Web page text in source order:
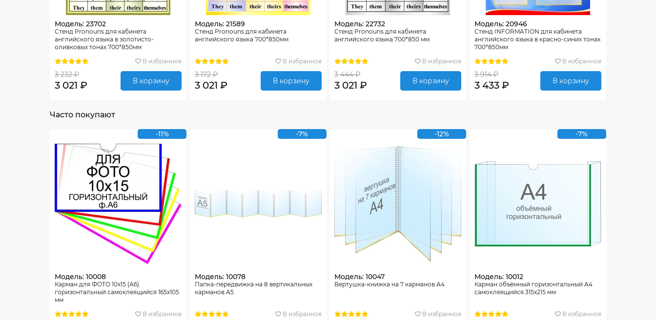
Модель: 23702
Стенд Pronouns для кабинета
английского языка в золотисто-
оливковых тонах 700*850мм
В избранное
3 232 ₽
3 021 ₽ В корзину
Модель: 21589
Стенд Pronouns для кабинета
английского языка 700*850мм
В избранное
3 172 ₽
3 021 ₽ В корзину
Модель: 22732
Стенд Pronouns для кабинета
английского языка 700*850 мм
В избранное
3 444 ₽
3 021 ₽ В корзину
Модель: 20946
Стенд INFORMATION для кабинета
английского языка в красно-синих тонах
700*850мм
В избранное
3 914 ₽
3 433 ₽ В корзину
Часто покупают
-11%
Модель: 10008
Карман для ФОТО 10х15 (А6)
горизонтальный самоклеящийся 165х105
мм
В избранное
-7%
Модель: 10078
Папка-передвижка на 8 вертикальных
карманов А5
В избранное
-12%
Модель: 10047
Вертушка-книжка на 7 карманов А4
В избранное
-7%
Модель: 10012
Карман объёмный горизонтальный А4
самоклеящийся 315х215 мм
В избранное